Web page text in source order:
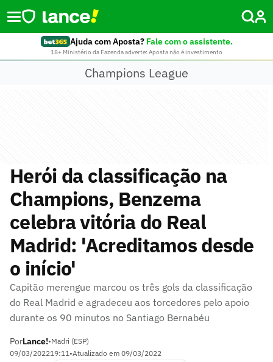
Ajuda com Aposta? Fale com o assistente.
18+ Ministério da Fazenda adverte: Aposta não é investimento
Champions League
Herói da classificação na
Champions, Benzema
celebra vitória do Real
Madrid: 'Acreditamos desde
o início'
Capitão merengue marcou os três gols da classificação
do Real Madrid e agradeceu aos torcedores pelo apoio
durante os 90 minutos no Santiago Bernabéu
PorLance!•Madri (ESP)
09/03/202219:11•Atualizado em 09/03/2022